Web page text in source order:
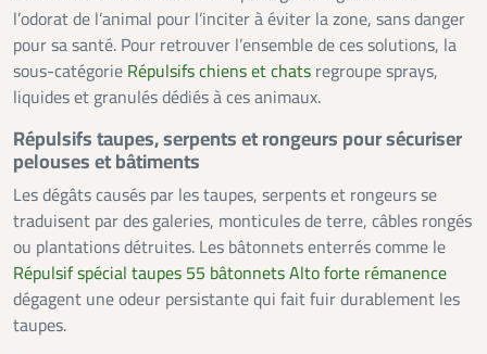
l’odorat de l’animal pour l’inciter à éviter la zone, sans danger
pour sa santé. Pour retrouver l’ensemble de ces solutions, la
sous-catégorie Répulsifs chiens et chats regroupe sprays,
liquides et granulés dédiés à ces animaux.
Répulsifs taupes, serpents et rongeurs pour sécuriser
pelouses et bâtiments
Les dégâts causés par les taupes, serpents et rongeurs se
traduisent par des galeries, monticules de terre, câbles rongés
ou plantations détruites. Les bâtonnets enterrés comme le
Répulsif spécial taupes 55 bâtonnets Alto forte rémanence
dégagent une odeur persistante qui fait fuir durablement les
taupes.